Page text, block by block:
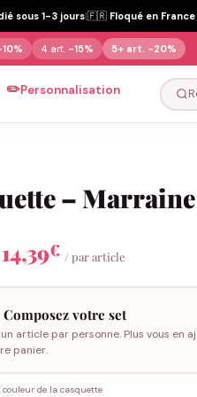
sous 1-3 jours|🇫🇷 Floqué en France
4 art. -15% 5+ art. -20%
✏️Personnalisation
–
14,39€ / par article
Composez votre set
article par personne. Plus vous en
panier.
couleur de la casquette